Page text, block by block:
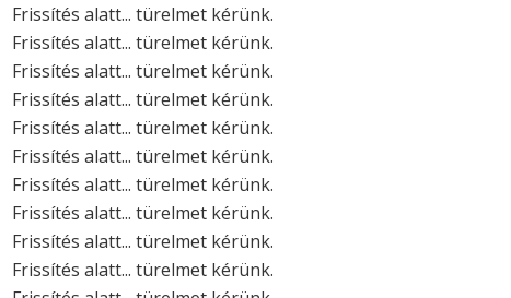
Frissítés alatt... türelmet kérünk.
Frissítés alatt... türelmet kérünk.
Frissítés alatt... türelmet kérünk.
Frissítés alatt... türelmet kérünk.
Frissítés alatt... türelmet kérünk.
Frissítés alatt... türelmet kérünk.
Frissítés alatt... türelmet kérünk.
Frissítés alatt... türelmet kérünk.
Frissítés alatt... türelmet kérünk.
Frissítés alatt... türelmet kérünk.